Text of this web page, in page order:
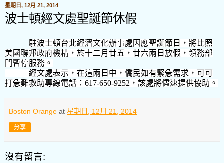
星期日, 12月 21, 2014
波士頓經文處聖誕節休假
駐波士頓台北經濟文化辦事處因應聖誕節日，將比照
美國聯邦政府機構，於十二月廿五，廿六兩日放假，領務部
門暫停服務。
經文處表示，在這兩日中，僑民如有緊急需求，可可
打急難救助專線電話： 617-650-9252 ，該處將儘速提供協助。
Boston Orange at 星期日, 12月 21, 2014
分享
沒有留言: